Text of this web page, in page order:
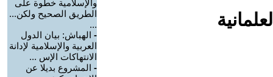
والإسلامية خطوة على
الطريق الصحيح ولكن...
...
- الهباش: بيان الدول
العربية والإسلامية لإدانة
الانتهاكات الإس ...
- المشروع بديلا عن